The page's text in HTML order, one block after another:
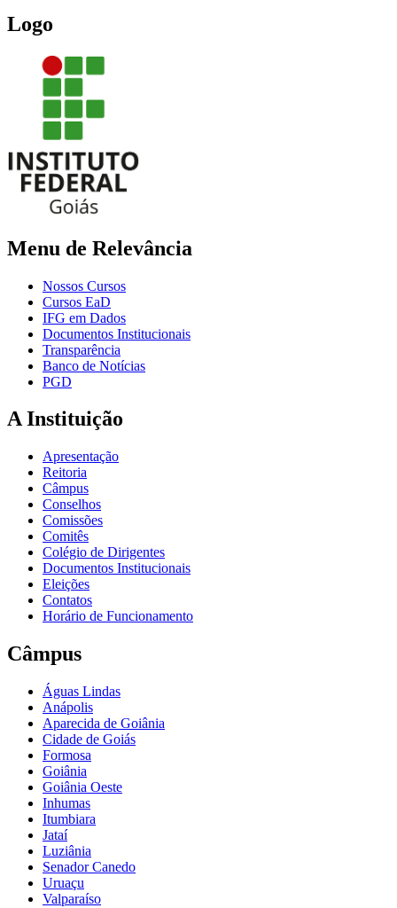
Logo
Menu de Relevância
Nossos Cursos
Cursos EaD
IFG em Dados
Documentos Institucionais
Transparência
Banco de Notícias
PGD
A Instituição
Apresentação
Reitoria
Câmpus
Conselhos
Comissões
Comitês
Colégio de Dirigentes
Documentos Institucionais
Eleições
Contatos
Horário de Funcionamento
Câmpus
Águas Lindas
Anápolis
Aparecida de Goiânia
Cidade de Goiás
Formosa
Goiânia
Goiânia Oeste
Inhumas
Itumbiara
Jataí
Luziânia
Senador Canedo
Uruaçu
Valparaíso